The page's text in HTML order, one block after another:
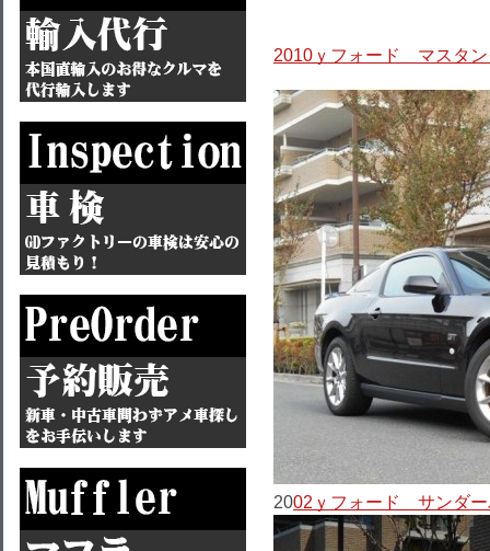
2010ｙフォード マスタン
2002ｙフォード サンダー